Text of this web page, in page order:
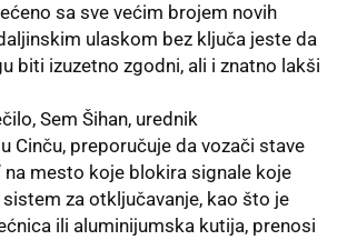
sa sve većim brojem novih
ulaskom bez ključa jeste da
biti izuzetno zgodni, ali i znatno lakši
Sem Šihan, urednik
Cinču, preporučuje da vozači stave
na mesto koje blokira signale koje
za otključavanje, kao što je
ili aluminijumska kutija, prenosi